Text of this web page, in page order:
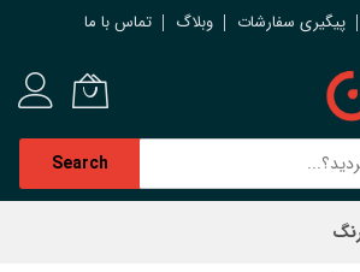
پیگیری سفارشات وبلاگ تماس با ما
Search